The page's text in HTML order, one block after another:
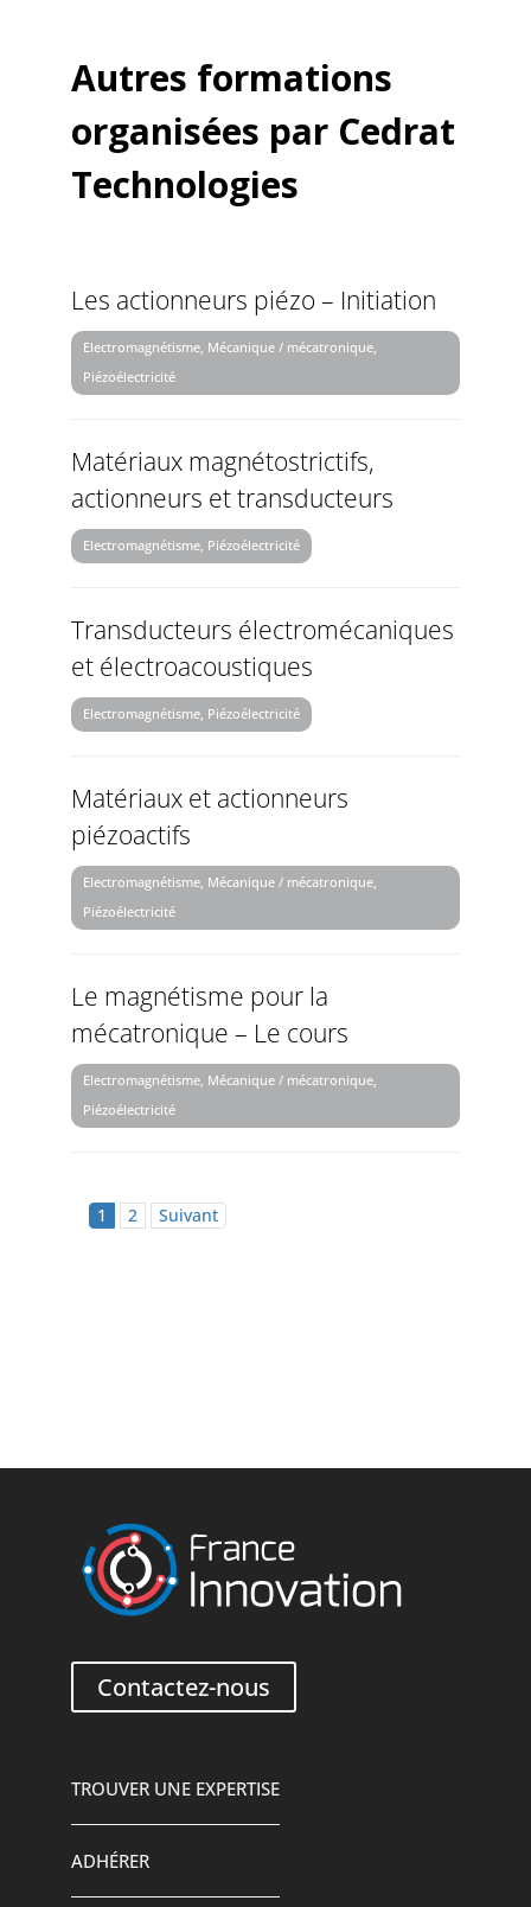
Autres formations
organisées par Cedrat
Technologies
Les actionneurs piézo – Initiation
Electromagnétisme, Mécanique / mécatronique,
Piézoélectricité
Matériaux magnétostrictifs,
actionneurs et transducteurs
Electromagnétisme, Piézoélectricité
Transducteurs électromécaniques
et électroacoustiques
Electromagnétisme, Piézoélectricité
Matériaux et actionneurs
piézoactifs
Electromagnétisme, Mécanique / mécatronique,
Piézoélectricité
Le magnétisme pour la
mécatronique – Le cours
Electromagnétisme, Mécanique / mécatronique,
Piézoélectricité
1 2 Suivant
Contactez-nous
TROUVER UNE EXPERTISE
ADHÉRER